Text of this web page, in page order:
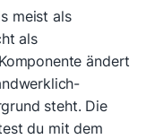
meist als
als
ändert
steht. Die
du mit dem